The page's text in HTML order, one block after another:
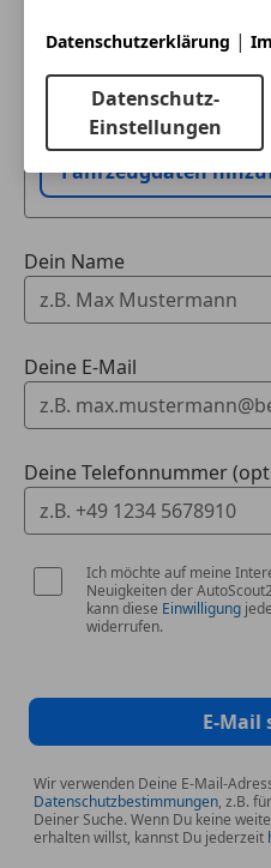
*Tempomat mit
mit Stop&Go-Funktion
undefined
*Airbag Beifahrerseite
*Anti-Blockier-System (ABS)
*DAB-Tuner
*Design- und
*Elektromotor 15 kW
*Elektron. Stabilitäts-
*Fahrassistenz-System:
*Fahrassistenz-System:
*Fensterheber elektrisch
Schritt
Ich möchte mein Auto in
(unverbindlich).
Fahrzeugdaten
Dein Name
Deine E-Mail
Deine Telefonnummer
Ich möchte auf meine
Neuigkeiten der
kann diese Einwilligung
widerrufen.
E-Mail
Wir verwenden Deine E-Mail-
Datenschutzbestimmungen, z.B.
Deiner Suche. Wenn Du keine
erhalten willst, kannst Du jederzeit
Datenschutzerklärung |
Datenschutz-
Einstellungen